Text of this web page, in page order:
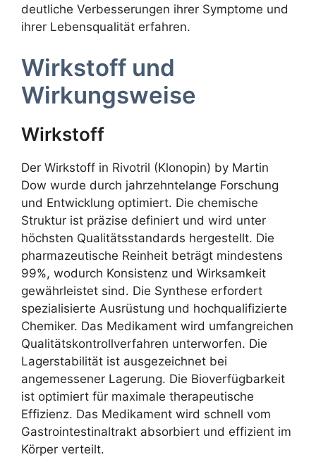
deutliche Verbesserungen ihrer Symptome und
ihrer Lebensqualität erfahren.
Wirkstoff und
Wirkungsweise
Wirkstoff
Der Wirkstoff in Rivotril (Klonopin) by Martin
Dow wurde durch jahrzehntelange Forschung
und Entwicklung optimiert. Die chemische
Struktur ist präzise definiert und wird unter
höchsten Qualitätsstandards hergestellt. Die
pharmazeutische Reinheit beträgt mindestens
99%, wodurch Konsistenz und Wirksamkeit
gewährleistet sind. Die Synthese erfordert
spezialisierte Ausrüstung und hochqualifizierte
Chemiker. Das Medikament wird umfangreichen
Qualitätskontrollverfahren unterworfen. Die
Lagerstabilität ist ausgezeichnet bei
angemessener Lagerung. Die Bioverfügbarkeit
ist optimiert für maximale therapeutische
Effizienz. Das Medikament wird schnell vom
Gastrointestinaltrakt absorbiert und effizient im
Körper verteilt.